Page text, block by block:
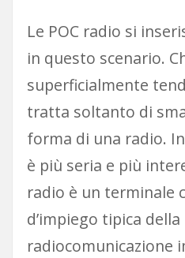
Le POC radio si
in questo scenario.
superficialmente
tratta soltanto di
forma di una radio.
è più seria e più
radio è un terminale
d’impiego tipica della
radiocomunicazione